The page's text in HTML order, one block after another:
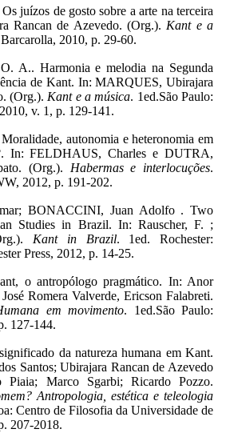
Os juízos de gosto sobre a arte na terceira
Rancan de Azevedo. (Org.). Kant e a
2010, p. 29-60.
A.. Harmonia e melodia na Segunda
de Kant. In: MARQUES, Ubirajara
(Org.). Kant e a música. 1ed.São Paulo:
v. 1, p. 129-141.
autonomia e heteronomia em
In: FELDHAUS, Charles e DUTRA,
(Org.). Habermas e interlocuções.
2012, p. 191-202.
BONACCINI, Juan Adolfo . Two
Studies in Brazil. In: Rauscher, F. ;
Kant in Brazil. 1ed. Rochester:
Press, 2012, p. 14-25.
o antropólogo pragmático. In: Anor
Romera Valverde, Ericson Falabreti.
em movimento. 1ed.São Paulo:
127-144.
da natureza humana em Kant.
Santos; Ubirajara Rancan de Azevedo
Piaia; Marco Sgarbi; Ricardo Pozzo.
Antropologia, estética e teleologia
Centro de Filosofia da Universidade de
207-2018.